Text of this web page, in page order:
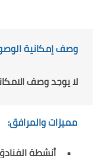
وصف إمكانية
لا يوجد وصف
مميزات والمرافق:
أنشطة